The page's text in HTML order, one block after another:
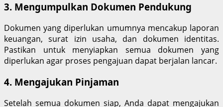
3. Mengumpulkan Dokumen Pendukung
Dokumen yang diperlukan umumnya mencakup laporan
keuangan, surat izin usaha, dan dokumen identitas.
Pastikan untuk menyiapkan semua dokumen yang
diperlukan agar proses pengajuan dapat berjalan lancar.
4. Mengajukan Pinjaman
Setelah semua dokumen siap, Anda dapat mengajukan